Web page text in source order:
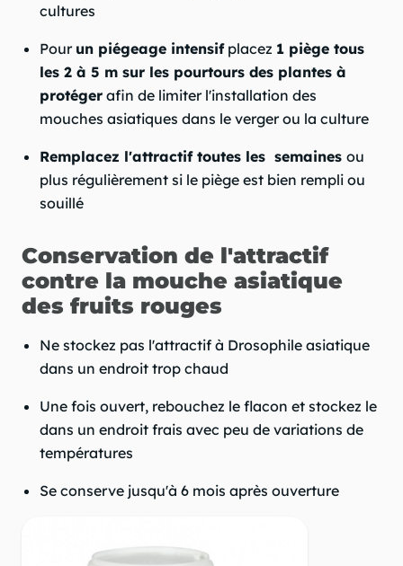
cultures
Pour un piégeage intensifplacez 1 piège tous
les 2 à 5 m sur les pourtours des plantes à
protéger afin de limiter l'installation des
mouches asiatiques dans le verger ou la culture
Remplacez l'attractif toutes les semaines ou
plus régulièrement si le piège est bien rempli ou
souillé
Conservation de l'attractif
contre la mouche asiatique
des fruits rouges
Ne stockez pas l'attractif à Drosophile asiatique
dans un endroit trop chaud
Une fois ouvert, rebouchez le flacon et stockez le
dans un endroit frais avec peu de variations de
températures
Se conserve jusqu'à 6 mois après ouverture